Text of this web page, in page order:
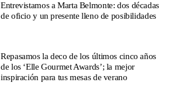
Entrevistamos a Marta Belmonte: dos décadas
de oficio y un presente lleno de posibilidades
Repasamos la deco de los últimos cinco años
de los ‘Elle Gourmet Awards’; la mejor
inspiración para tus mesas de verano